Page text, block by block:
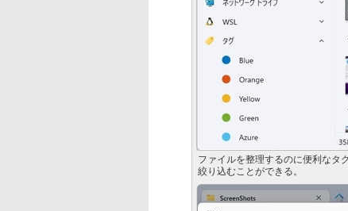
ファイルを整理するのに便利なタ
絞り込むことができる。